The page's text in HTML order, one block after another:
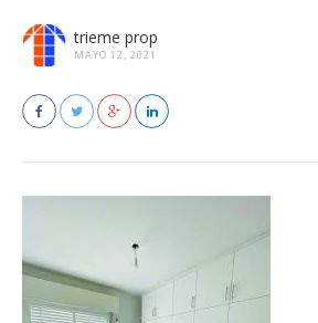
trieme prop
MAYO 12, 2021